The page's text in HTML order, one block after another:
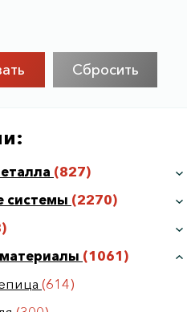
Сбросить
(827)
системы (2270)
(1061)
(614)